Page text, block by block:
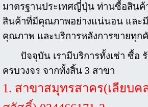
มาตรฐานประเทศญี่ปุ่น ท่านซื้อสินค้
สินค้าที่มีคุณภาพอย่างแน่นอน และ
คุณภาพ และบริการหลังการขายทุก
ปัจจุบัน เรามีบริการทั้งเช่า ซื้อ
ครบวงจร จากทั้งสิ้น 3 สาขา
1. สาขาสมุทรสาคร(เลียบค